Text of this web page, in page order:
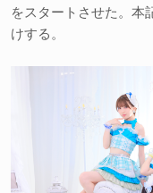
をスタートさせた。本
けする。